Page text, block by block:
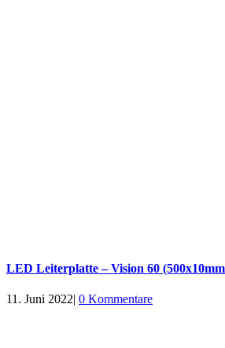
LED Leiterplatte – Vision 60
11. Juni 2022| 0 Kommentare